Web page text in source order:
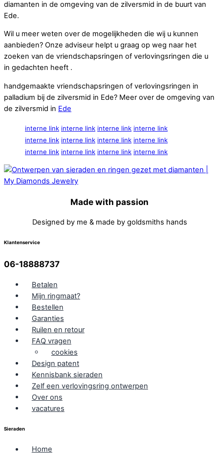
diamanten in de omgeving van de zilversmid in de buurt van
Ede.
Wil u meer weten over de mogelijkheden die wij u kunnen
aanbieden? Onze adviseur helpt u graag op weg naar het
zoeken van de vriendschapsringen of verlovingsringen die u
in gedachten heeft .
handgemaakte vriendschapsringen of verlovingsringen in
palladium bij de zilversmid in Ede? Meer over de omgeving van
de zilversmid in Ede
interne link interne link interne link interne link
interne link interne link interne link interne link
interne link interne link interne link interne link
Made with passion
Designed by me & made by goldsmiths hands
Klantenservice
06-18888737
Betalen
Mijn ringmaat?
Bestellen
Garanties
Ruilen en retour
FAQ vragen
cookies
Design patent
Kennisbank sieraden
Zelf een verlovingsring ontwerpen
Over ons
vacatures
Sieraden
Home